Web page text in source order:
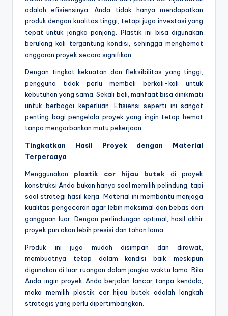
adalah efisiensinya. Anda tidak hanya mendapatkan
produk dengan kualitas tinggi, tetapi juga investasi yang
tepat untuk jangka panjang. Plastik ini bisa digunakan
berulang kali tergantung kondisi, sehingga menghemat
anggaran proyek secara signifikan.
Dengan tingkat kekuatan dan fleksibilitas yang tinggi,
pengguna tidak perlu membeli berkali-kali untuk
kebutuhan yang sama. Sekali beli, manfaat bisa dinikmati
untuk berbagai keperluan. Efisiensi seperti ini sangat
penting bagi pengelola proyek yang ingin tetap hemat
tanpa mengorbankan mutu pekerjaan.
Tingkatkan Hasil Proyek dengan Material
Terpercaya
Menggunakan plastik cor hijau butek di proyek
konstruksi Anda bukan hanya soal memilih pelindung, tapi
soal strategi hasil kerja. Material ini membantu menjaga
kualitas pengecoran agar lebih maksimal dan bebas dari
gangguan luar. Dengan perlindungan optimal, hasil akhir
proyek pun akan lebih presisi dan tahan lama.
Produk ini juga mudah disimpan dan dirawat,
membuatnya tetap dalam kondisi baik meskipun
digunakan di luar ruangan dalam jangka waktu lama. Bila
Anda ingin proyek Anda berjalan lancar tanpa kendala,
maka memilih plastik cor hijau butek adalah langkah
strategis yang perlu dipertimbangkan.